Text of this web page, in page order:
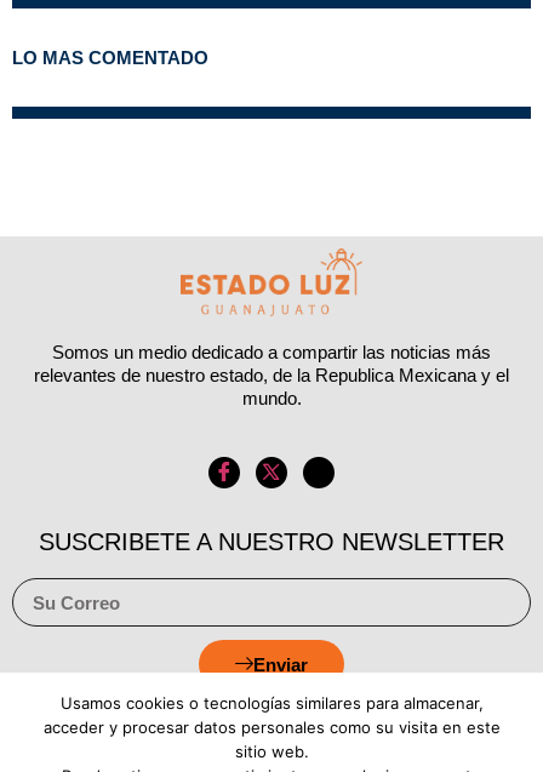
LO MAS COMENTADO
Somos un medio dedicado a compartir las noticias más
relevantes de nuestro estado, de la Republica Mexicana y el
mundo.
SUSCRIBETE A NUESTRO NEWSLETTER
Enviar
Usamos cookies o tecnologías similares para almacenar,
acceder y procesar datos personales como su visita en este
sitio web.